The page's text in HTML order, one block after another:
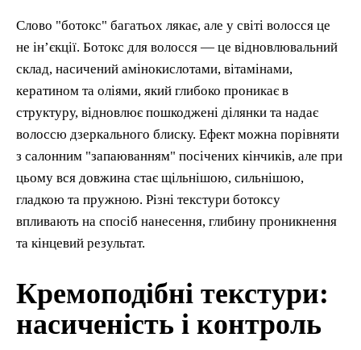
Слово "ботокс" багатьох лякає, але у світі волосся це
не ін’єкції. Ботокс для волосся — це відновлювальний
склад, насичений амінокислотами, вітамінами,
кератином та оліями, який глибоко проникає в
структуру, відновлює пошкоджені ділянки та надає
волоссю дзеркального блиску. Ефект можна порівняти
з салонним "запаюванням" посічених кінчиків, але при
цьому вся довжина стає щільнішою, сильнішою,
гладкою та пружною. Різні текстури ботоксу
впливають на спосіб нанесення, глибину проникнення
та кінцевий результат.
Кремоподібні текстури:
насиченість і контроль